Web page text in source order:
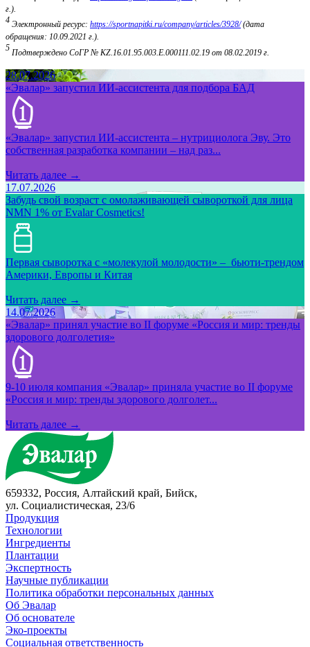
г.).
4 Электронный ресурс: https://sportnapitki.ru/company/articles/3928/(дата
обращения: 10.09.2021 г.).
5 Подтверждено СоГР № KZ.16.01.95.003.Е.000111.02.19 от 08.02.2019 г.
28.07.2026
«Эвалар» запустил ИИ-ассистента для подбора БАД
«Эвалар» запустил ИИ-ассистента – нутрициолога Эву. Это
собственная разработка компании – над раз...
Читать далее →
17.07.2026
Забудь свой возраст с омолаживающей сывороткой для лица
NMN 1% от Evalar Cosmetics!
Первая сыворотка с «молекулой молодости» – бьюти-трендом
Америки, Европы и Китая
Читать далее →
14.07.2026
«Эвалар» принял участие во II форуме «Россия и мир: тренды
здорового долголетия»
9-10 июля компания «Эвалар» приняла участие во II форуме
«Россия и мир: тренды здорового долголет...
Читать далее →
659332, Россия, Алтайский край, Бийск,
ул. Социалистическая, 23/6
Продукция
Технологии
Ингредиенты
Плантации
Экспертность
Научные публикации
Политика обработки персональных данных
Об Эвалар
Об основателе
Эко-проекты
Социальная ответственность